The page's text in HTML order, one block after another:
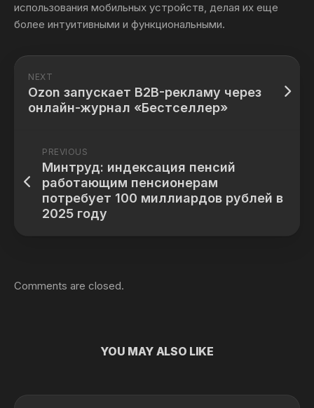
использования мобильных устройств, делая их еще
более интуитивными и функциональными.
NEXT
Ozon запускает B2B-рекламу через
онлайн-журнал «Бестселлер»
PREVIOUS
Минтруд: индексация пенсий
работающим пенсионерам
потребует 100 миллиардов рублей в
2025 году
Comments are closed.
YOU MAY ALSO LIKE